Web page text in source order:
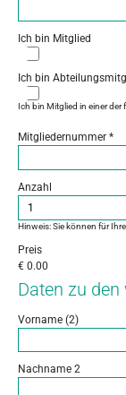
Ich bin Mitglied
Ich bin
Ich bin Mitglied in einer
Mitgliedernummer *
Anzahl
Hinweis: Sie können für
Preis
€ 0.00
Daten zu
Vorname (2)
Nachname 2